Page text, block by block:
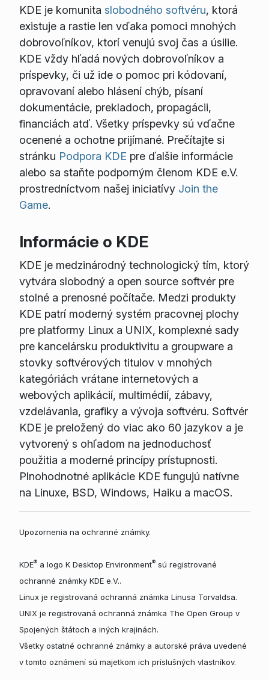
KDE je komunita slobodného softvéru, ktorá
existuje a rastie len vďaka pomoci mnohých
dobrovoľníkov, ktorí venujú svoj čas a úsilie.
KDE vždy hľadá nových dobrovoľníkov a
príspevky, či už ide o pomoc pri kódovaní,
opravovaní alebo hlásení chýb, písaní
dokumentácie, prekladoch, propagácii,
financiách atď. Všetky príspevky sú vďačne
ocenené a ochotne prijímané. Prečítajte si
stránku Podpora KDE pre ďalšie informácie
alebo sa staňte podporným členom KDE e.V.
prostredníctvom našej iniciatívy Join the
Game.
Informácie o KDE
KDE je medzinárodný technologický tím, ktorý
vytvára slobodný a open source softvér pre
stolné a prenosné počítače. Medzi produkty
KDE patrí moderný systém pracovnej plochy
pre platformy Linux a UNIX, komplexné sady
pre kancelársku produktivitu a groupware a
stovky softvérových titulov v mnohých
kategóriách vrátane internetových a
webových aplikácií, multimédií, zábavy,
vzdelávania, grafiky a vývoja softvéru. Softvér
KDE je preložený do viac ako 60 jazykov a je
vytvorený s ohľadom na jednoduchosť
použitia a moderné princípy prístupnosti.
Plnohodnotné aplikácie KDE fungujú natívne
na Linuxe, BSD, Windows, Haiku a macOS.
Upozornenia na ochranné známky.
KDE®a logo K Desktop Environment®sú registrované
ochranné známky KDE e.V..
Linux je registrovaná ochranná známka Linusa Torvaldsa.
UNIX je registrovaná ochranná známka The Open Group v
Spojených štátoch a iných krajinách.
Všetky ostatné ochranné známky a autorské práva uvedené
v tomto oznámení sú majetkom ich príslušných vlastníkov.